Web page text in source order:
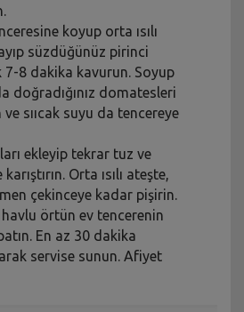
koyup orta ısılı
süzdüğünüz pirinci
7-8 dakika kavurun. Soyup
doğradığınız domatesleri
ve sııcak suyu da tencereye
ekleyip tekrar tuz ve
Orta ısılı ateşte,
çekinceye kadar pişirin.
havlu örtün ev tencerenin
En az 30 dakika
servise sunun. Afiyet